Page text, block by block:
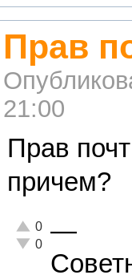
Прав
21:00
Прав
причем?
Отлично!
0
Неадекватно!
0 —